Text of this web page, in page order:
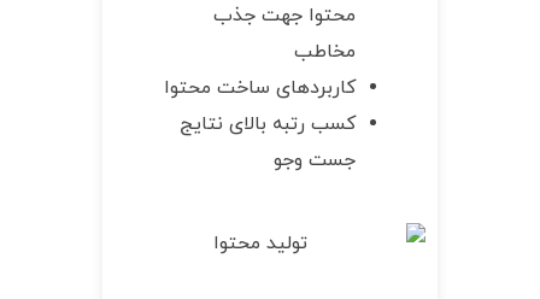
محتوا جهت جذب
مخاطب
کاربردهای ساخت محتوا
کسب رتبه بالای نتایج
جست وجو